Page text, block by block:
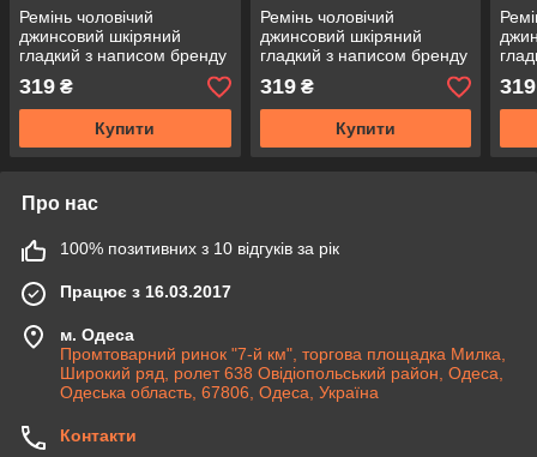
Ремінь чоловічий
джинсовий шкіряний
гладкий з написом бренду
на пряжці, 40 мм
319 ₴
Купити
Ремінь чоловічий
джинсовий шкіряний
гладкий з написом бренду
на пряжці, 40 мм
319₴
Купити
на
319
Про нас
100% позитивних з 10 відгуків за рік
Працює з 16.03.2017
м. Одеса
Промтоварний ринок "7-й км", торгова площадка Милка,
Широкий ряд, ролет 638 Овідіопольський район, Одеса,
Одеська область, 67806, Одеса, Україна
Контакти